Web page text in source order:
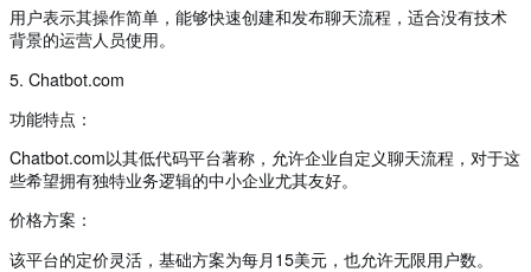
用户表示其操作简单，能够快速创建和发布聊天流程，适合没有技术
背景的运营人员使用。
5. Chatbot.com
功能特点：
Chatbot.com以其低代码平台著称，允许企业自定义聊天流程，对于这
些希望拥有独特业务逻辑的中小企业尤其友好。
价格方案：
该平台的定价灵活，基础方案为每月15美元，也允许无限用户数。